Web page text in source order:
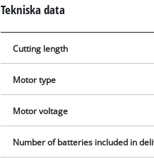
Tekniska data
Cutting length
Motor type
Motor voltage
Number of batteries included in